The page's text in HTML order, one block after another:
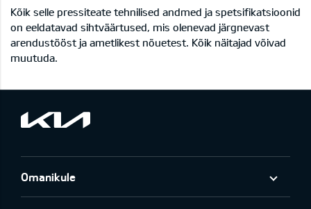
Kõik selle pressiteate tehnilised andmed ja spetsifikatsioonid
on eeldatavad sihtväärtused, mis olenevad järgnevast
arendustööst ja ametlikest nõuetest. Kõik näitajad võivad
muutuda.
Omanikule